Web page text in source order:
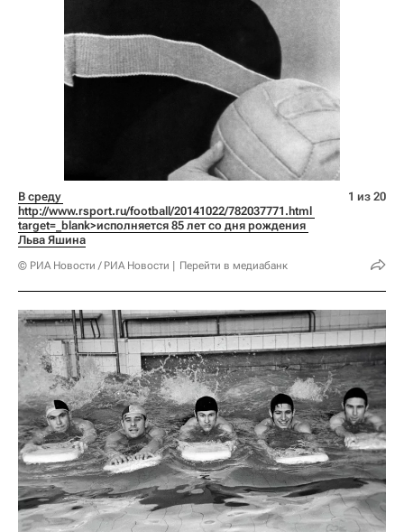
В среду
http://www.rsport.ru/football/20141022/782037771.html
target=_blank>исполняется 85 лет со дня рождения
Льва Яшина
© РИА Новости / РИА Новости Перейти в медиабанк
1 из 20